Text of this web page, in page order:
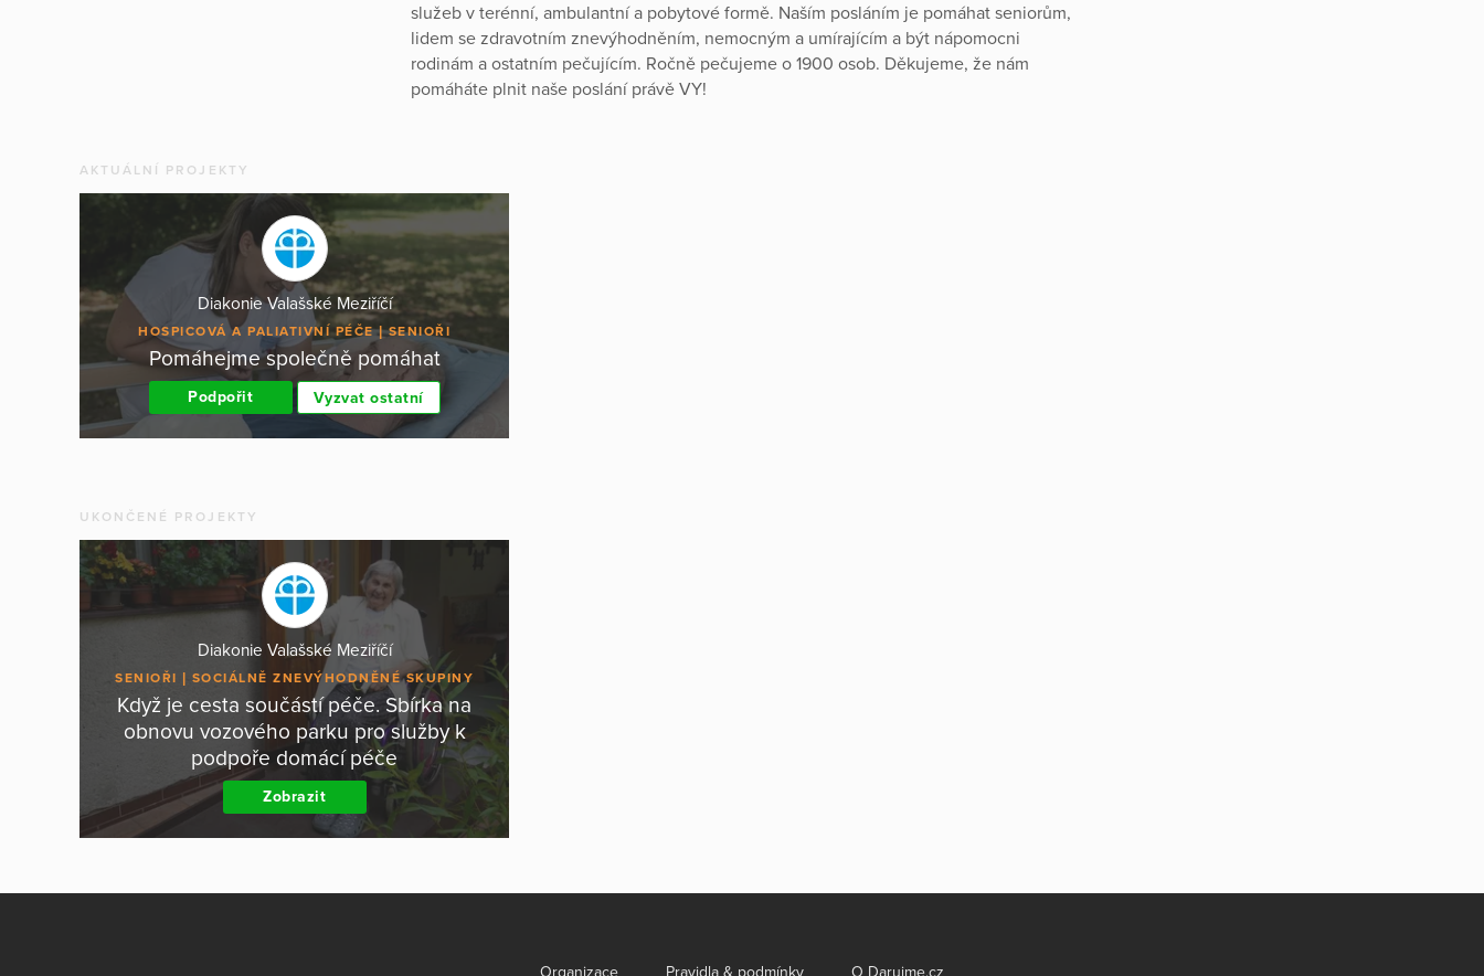
služeb v terénní, ambulantní a pobytové formě. Naším posláním je pomáhat seniorům,
lidem se zdravotním znevýhodněním, nemocným a umírajícím a být nápomocni
rodinám a ostatním pečujícím. Ročně pečujeme o 1900 osob. Děkujeme, že nám
pomáháte plnit naše poslání právě VY!
AKTUÁLNÍ PROJEKTY
Diakonie Valašské Meziříčí
HOSPICOVÁ A PALIATIVNÍ PÉČE SENIOŘI
Pomáhejme společně pomáhat
Podpořit Vyzvat ostatní
UKONČENÉ PROJEKTY
Diakonie Valašské Meziříčí
SENIOŘI SOCIÁLNĚ ZNEVÝHODNĚNÉ SKUPINY
Když je cesta součástí péče. Sbírka na
obnovu vozového parku pro služby k
podpoře domácí péče
Zobrazit
Organizace Pravidla & podmínky O Darujme.cz